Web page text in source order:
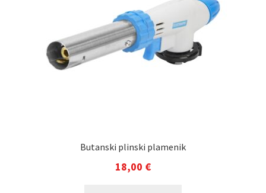
Butanski plinski plamenik
18,00 €